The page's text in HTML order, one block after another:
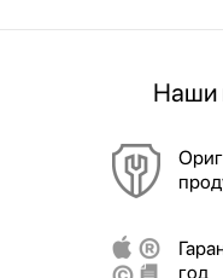
Наши
год